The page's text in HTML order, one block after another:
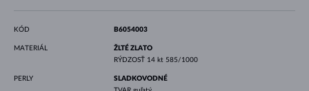
KÓD B6054003
MATERIÁL
ŽLTÉ ZLATO
RÝDZOSŤ 14 kt 585/1000
PERLY
SLADKOVODNÉ